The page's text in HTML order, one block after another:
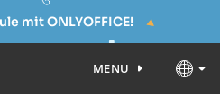
mit ONLYOFFICE!
MENU